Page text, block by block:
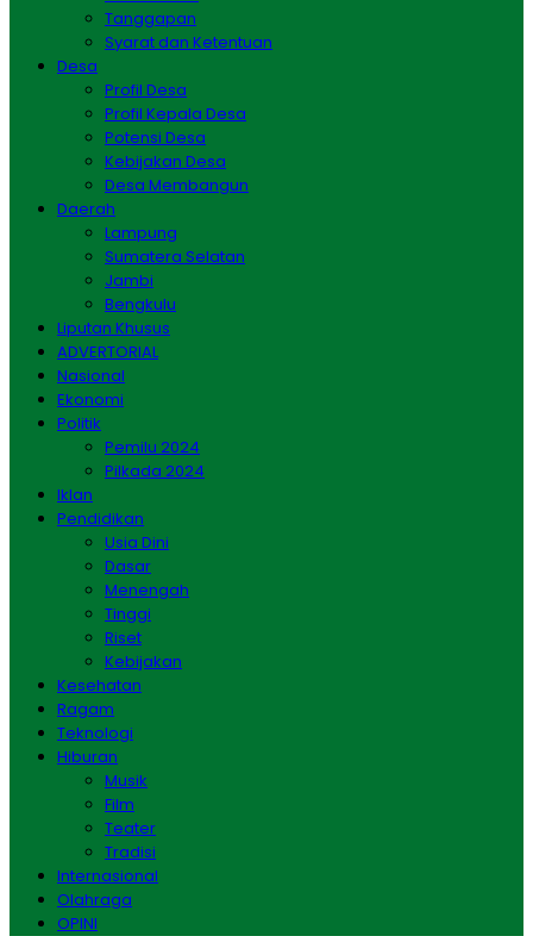
Tanggapan
Syarat dan Ketentuan
Desa
Profil Desa
Profil Kepala Desa
Potensi Desa
Kebijakan Desa
Desa Membangun
Daerah
Lampung
Sumatera Selatan
Jambi
Bengkulu
Liputan Khusus
ADVERTORIAL
Nasional
Ekonomi
Politik
Pemilu 2024
Pilkada 2024
Iklan
Pendidikan
Usia Dini
Dasar
Menengah
Tinggi
Riset
Kebijakan
Kesehatan
Ragam
Teknologi
Hiburan
Musik
Film
Teater
Tradisi
Internasional
Olahraga
OPINI